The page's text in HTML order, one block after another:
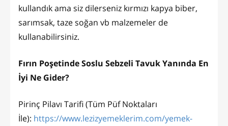
kullandık ama siz dilerseniz kırmızı kapya biber,
sarımsak, taze soğan vb malzemeler de
kullanabilirsiniz.
Fırın Poşetinde Soslu Sebzeli Tavuk Yanında En
İyi Ne Gider?
Pirinç Pilavı Tarifi (Tüm Püf Noktaları
İle): https://www.lezizyemeklerim.com/yemek-